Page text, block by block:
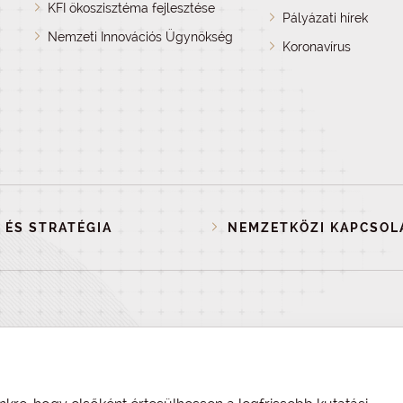
KFI ökoszisztéma fejlesztése
Nemzeti Innovációs Ügynökség
Pályázati hírek
Koronavírus
STRATÉGIA NEMZETKÖZI